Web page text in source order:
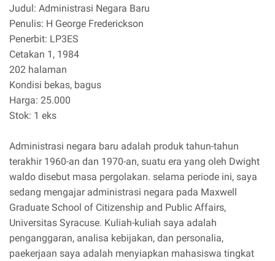
Judul: Administrasi Negara Baru
Penulis: H George Frederickson
Penerbit: LP3ES
Cetakan 1, 1984
202 halaman
Kondisi bekas, bagus
Harga: 25.000
Stok: 1 eks
Administrasi negara baru adalah produk tahun-tahun
terakhir 1960-an dan 1970-an, suatu era yang oleh Dwight
waldo disebut masa pergolakan. selama periode ini, saya
sedang mengajar administrasi negara pada Maxwell
Graduate School of Citizenship and Public Affairs,
Universitas Syracuse. Kuliah-kuliah saya adalah
penganggaran, analisa kebijakan, dan personalia,
paekerjaan saya adalah menyiapkan mahasiswa tingkat